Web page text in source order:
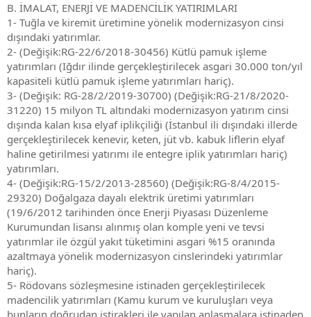
B. İMALAT, ENERJİ VE MADENCİLİK YATIRIMLARI
1- Tuğla ve kiremit üretimine yönelik modernizasyon cinsi
dışındaki yatırımlar.
2- (Değişik:RG-22/6/2018-30456) Kütlü pamuk işleme
yatırımları (Iğdır ilinde gerçekleştirilecek asgari 30.000 ton/yıl
kapasiteli kütlü pamuk işleme yatırımları hariç).
3- (Değişik: RG-28/2/2019-30700) (Değişik:RG-21/8/2020-
31220) 15 milyon TL altındaki modernizasyon yatırım cinsi
dışında kalan kısa elyaf iplikçiliği (İstanbul ili dışındaki illerde
gerçekleştirilecek kenevir, keten, jüt vb. kabuk liflerin elyaf
haline getirilmesi yatırımı ile entegre iplik yatırımları hariç)
yatırımları.
4- (Değişik:RG-15/2/2013-28560) (Değişik:RG-8/4/2015-
29320) Doğalgaza dayalı elektrik üretimi yatırımları
(19/6/2012 tarihinden önce Enerji Piyasası Düzenleme
Kurumundan lisansı alınmış olan komple yeni ve tevsi
yatırımlar ile özgül yakıt tüketimini asgari %15 oranında
azaltmaya yönelik modernizasyon cinslerindeki yatırımlar
hariç).
5- Rödovans sözleşmesine istinaden gerçekleştirilecek
madencilik yatırımları (Kamu kurum ve kuruluşları veya
bunların doğrudan iştirakleri ile yapılan anlaşmalara istinaden